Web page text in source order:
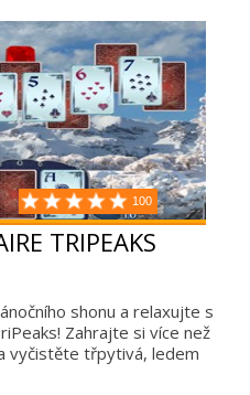
100
TRIPEAKS
shonu a relaxujte s
Zahrajte si více než
vyčistěte třpytivá, ledem